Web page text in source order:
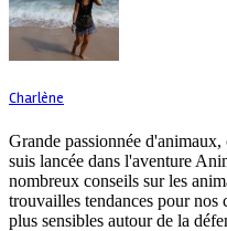
Charlène
Grande passionnée
suis lancée dans l'aventure
nombreux conseils sur les
trouvailles tendances pour nos
plus sensibles autour de la